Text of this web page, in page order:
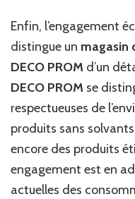
Enfin, l’engagement
distingue un magasin
DECO PROM d’un
DECO PROM se
respectueuses de
produits sans
encore des produits
engagement est en
actuelles des